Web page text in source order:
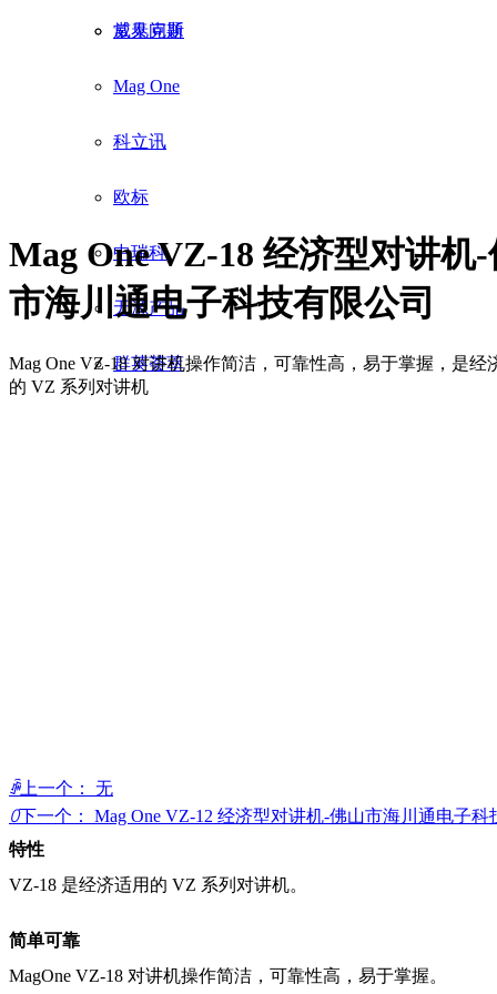
威泰克斯
Mag One
科立讯
欧标
中瑞科
无源产品
群英荟萃
常见问题
Mag One VZ-18 经济型对讲机-
市海川通电子科技有限公司
Mag One VZ-18 对讲机操作简洁，可靠性高，易于掌握，是经
的 VZ 系列对讲机
ꄴ上一个：
无
ꄲ下一个：
Mag One VZ-12 经济型对讲机-佛山市海川通电子科
特性
VZ-18 是经济适用的 VZ 系列对讲机。
简单可靠
MagOne VZ-18 对讲机操作简洁，可靠性高，易于掌握。